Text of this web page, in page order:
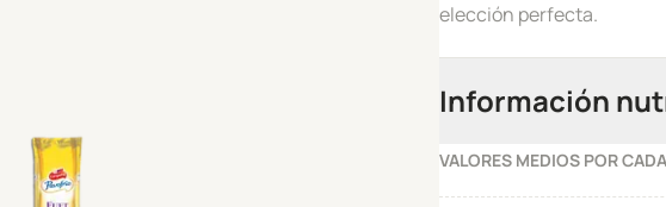
elección perfecta.
Información
VALORES MEDIOS POR